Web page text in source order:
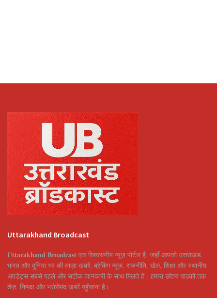
Uttarakhand Broadcast
Uttarakhand Broadcast एक विश्वसनीय न्यूज़ पोर्टल है, जहाँ आपको उत्तराखंड,
भारत और दुनिया भर की ताज़ा खबरें, ब्रेकिंग न्यूज़, राजनीति, खेल, शिक्षा और स्थानीय
अपडेट्स सबसे पहले और सटीक जानकारी के साथ मिलते हैं। हमारा उद्देश्य पाठकों तक
तेज़, निष्पक्ष और भरोसेमंद खबरें पहुँचाना है।